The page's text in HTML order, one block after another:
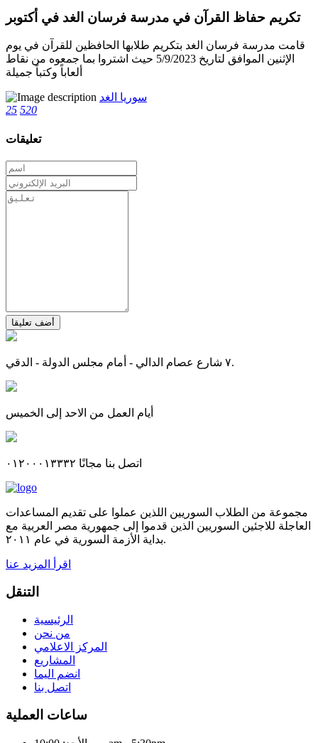
تكريم حفاظ القرآن في مدرسة فرسان الغد في أكتوبر
قامت مدرسة فرسان الغد بتكريم طلابها الحافظين للقرآن في يوم
الإثنين الموافق لتاريخ 5/9/2023 حيث اشتروا بما جمعوه من نقاط
ألعاباً وكتباً جميلة
سوريا الغد
25 520
تعليقات
أضف تعليقا
٧ شارع عصام الدالي - أمام مجلس الدولة - الدقي.
أيام العمل من الاحد إلى الخميس
اتصل بنا مجانًا ٠١٢٠٠٠١٣٣٣٢
مجموعة من الطلاب السوريين اللذين عملوا على تقديم المساعدات
العاجلة للاجئين السوريين الذين قدموا إلى جمهورية مصر العربية مع
بداية الأزمة السورية في عام ٢٠١١.
اقرأ المزيد عنا
التنقل
الرئيسية
من نحن
المركز الاعلامي
المشاريع
انضم اليما
اتصل بنا
ساعات العملية